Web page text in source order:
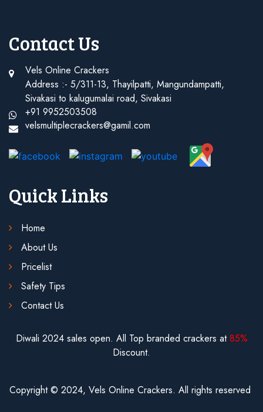
Contact Us
Vels Online Crackers
Address :- 5/311-13, Thayilpatti, Mangundampatti,
Sivakasi to kalugumalai road, Sivakasi
+91 9952503508
velsmultiplecrackers@gamil.com
Quick Links
Home
About Us
Pricelist
Safety Tips
Contact Us
Diwali 2024 sales open. All Top branded crackers at85%
Discount.
Copyright © 2024, Vels Online Crackers. All rights reserved